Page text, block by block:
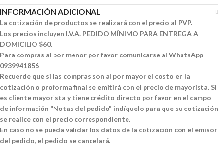
INFORMACIÓN ADICIONAL
La cotización de productos se realizará con el precio al PVP.
Los precios incluyen I.V.A. PEDIDO MÍNIMO PARA ENTREGA A
DOMICILIO $60.
Para compras al por menor por favor comunicarse al WhatsApp
0939941856
Recuerde que si las compras son al por mayor el costo en la
cotización o proforma final se emitirá con el precio de mayorista. Si
es cliente mayorista y tiene crédito directo por favor en el campo
de información "Notas del pedido" indíquelo para que su cotización
se realice con el precio correspondiente.
En caso no se pueda validar los datos de la cotización con el emisor
del pedido, el pedido se cancelará.